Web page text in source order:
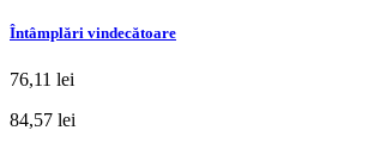
Întâmplări vindecătoare
76,11 lei
84,57 lei